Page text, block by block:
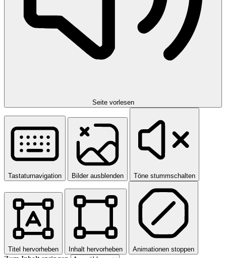
Seite vorlesen
Tastaturnavigation Bilder ausblenden Töne stummschalten
Titel hervorheben Inhalt hervorheben Animationen stoppen